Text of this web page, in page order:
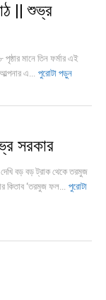
|| শুভ্র
মানে তিন ফর্মার এই
এ... পুরোটা পড়ুন
সরকার
বড় বড় ট্রাক থেকে তরমুজ
কিতাব ‘তরমুজ ফল... পুরোটা